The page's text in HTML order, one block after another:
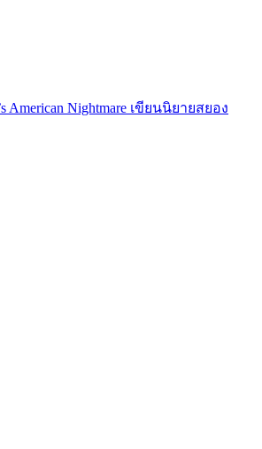
American Nightmare เขียนนิยายสยอง